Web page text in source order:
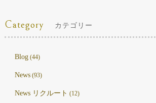
Category カテゴリー
Blog(44)
News(93)
News リクルート (12)